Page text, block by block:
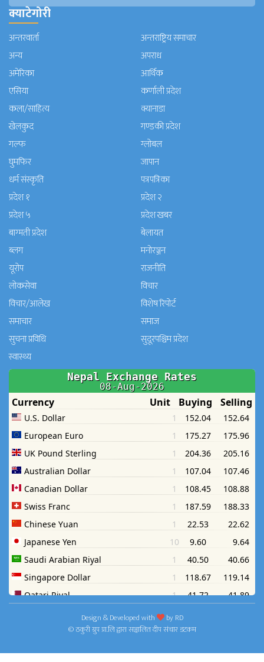
क्याटेगोरी
अन्तरवार्ता
अन्तराष्ट्रिय समाचार
अन्य
अपराध
अमेरिका
आर्थिक
एसिया
कर्णाली प्रदेश
कला/साहित्य
क्यानाडा
खेलकुद
गण्डकी प्रदेश
गल्फ
ग्लोबल
घुमफिर
जापान
धर्म संस्कृति
पत्रपत्रिका
प्रदेश १
प्रदेश २
प्रदेश ५
प्रदेश खबर
बाग्मती प्रदेश
बेलायत
ब्लग
मनाेरञ्जन
यूरोप
राजनीति
लोकसेवा
विचार
विचार/आलेख
विशेष रिपोर्ट
समाचार
समाज
सुचना प्रविधि
सुदूरपश्चिम प्रदेश
स्वास्थ्य
Design & Developed with byRD
© ठकुरी ग्रुप प्रा.लि द्वारा सञ्चालित दीप संचार डटकम